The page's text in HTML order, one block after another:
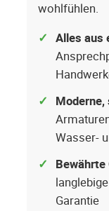
wohlfühlen.
Alles aus
Moderne,
Wasser-
Garantie